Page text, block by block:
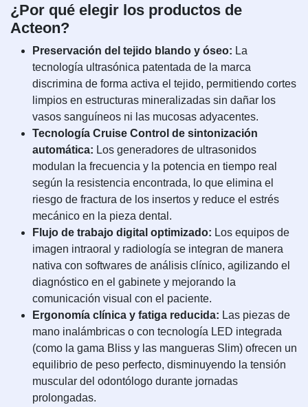
¿Por qué elegir los productos de
Acteon?
Preservación del tejido blando y óseo: La
tecnología ultrasónica patentada de la marca
discrimina de forma activa el tejido, permitiendo cortes
limpios en estructuras mineralizadas sin dañar los
vasos sanguíneos ni las mucosas adyacentes.
Tecnología Cruise Control de sintonización
automática: Los generadores de ultrasonidos
modulan la frecuencia y la potencia en tiempo real
según la resistencia encontrada, lo que elimina el
riesgo de fractura de los insertos y reduce el estrés
mecánico en la pieza dental.
Flujo de trabajo digital optimizado: Los equipos de
imagen intraoral y radiología se integran de manera
nativa con softwares de análisis clínico, agilizando el
diagnóstico en el gabinete y mejorando la
comunicación visual con el paciente.
Ergonomía clínica y fatiga reducida: Las piezas de
mano inalámbricas o con tecnología LED integrada
(como la gama Bliss y las mangueras Slim) ofrecen un
equilibrio de peso perfecto, disminuyendo la tensión
muscular del odontólogo durante jornadas
prolongadas.